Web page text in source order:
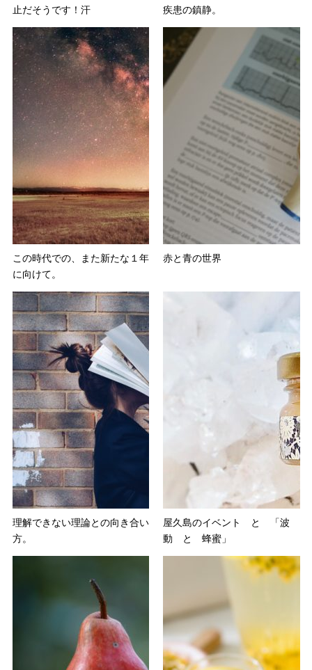
止だそうです！汗
疾患の鎮静。
この時代での、また新たな１年
に向けて。
赤と青の世界
理解できない理論との向き合い
方。
屋久島のイベント と 「波
動 と 蜂蜜」